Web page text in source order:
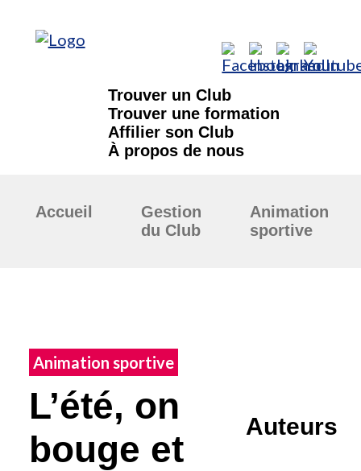
Trouver un Club
Trouver une formation
Affilier son Club
À propos de nous
Accueil
Gestion
du Club
Animation
sportive
Animation sportive
L’été, on
bouge et
Auteurs